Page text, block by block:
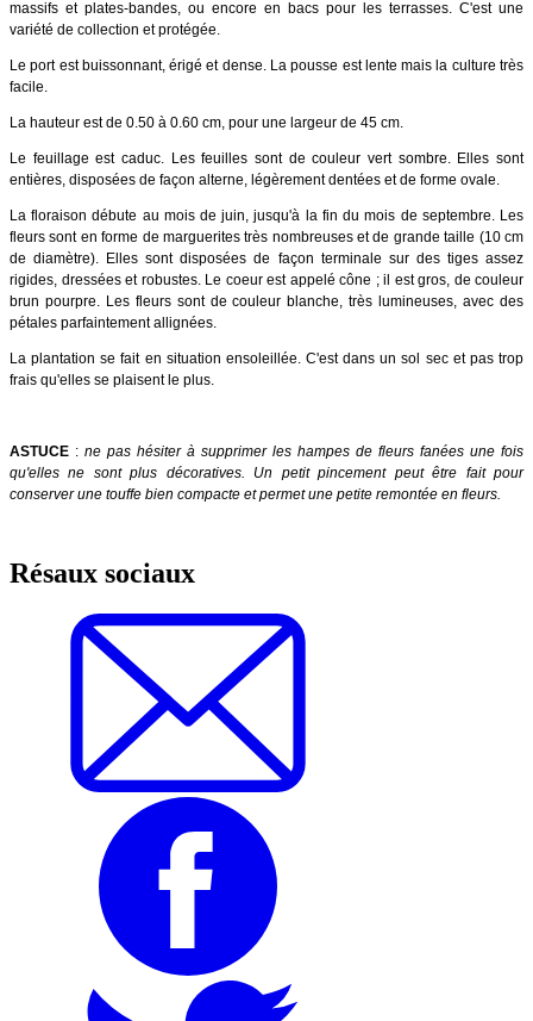
massifs et plates-bandes, ou encore en bacs pour les terrasses. C'est une
variété de collection et protégée.
Le port est buissonnant, érigé et dense. La pousse est lente mais la culture très
facile.
La hauteur est de 0.50 à 0.60 cm, pour une largeur de 45 cm.
Le feuillage est caduc. Les feuilles sont de couleur vert sombre. Elles sont
entières, disposées de façon alterne, légèrement dentées et de forme ovale.
La floraison débute au mois de juin, jusqu'à la fin du mois de septembre. Les
fleurs sont en forme de marguerites très nombreuses et de grande taille (10 cm
de diamètre). Elles sont disposées de façon terminale sur des tiges assez
rigides, dressées et robustes. Le coeur est appelé cône ; il est gros, de couleur
brun pourpre. Les fleurs sont de couleur blanche, très lumineuses, avec des
pétales parfaintement allignées.
La plantation se fait en situation ensoleillée. C'est dans un sol sec et pas trop
frais qu'elles se plaisent le plus.
ASTUCE : ne pas hésiter à supprimer les hampes de fleurs fanées une fois
qu'elles ne sont plus décoratives. Un petit pincement peut être fait pour
conserver une touffe bien compacte et permet une petite remontée en fleurs.
Résaux sociaux